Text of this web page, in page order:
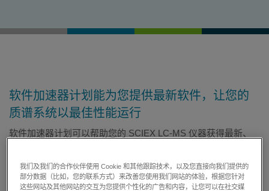
软件加速器计划能为您提供最新软件，让您的
质谱系统以最佳性能运行
软件加速器计划可以帮助您的 SCIEX LC-MS 仪器获得最新、
此优惠为限时优惠。
我们及我们的合作伙伴使用 Cookie 和其他跟踪技术，以及您直接向我们提供的
部分数据（比如，您的联系方式）来改善您使用我们网站的体验，根据您针对
这些网站及其他网站的交互为您提供个性化的广告和内容，让您可以在社交媒